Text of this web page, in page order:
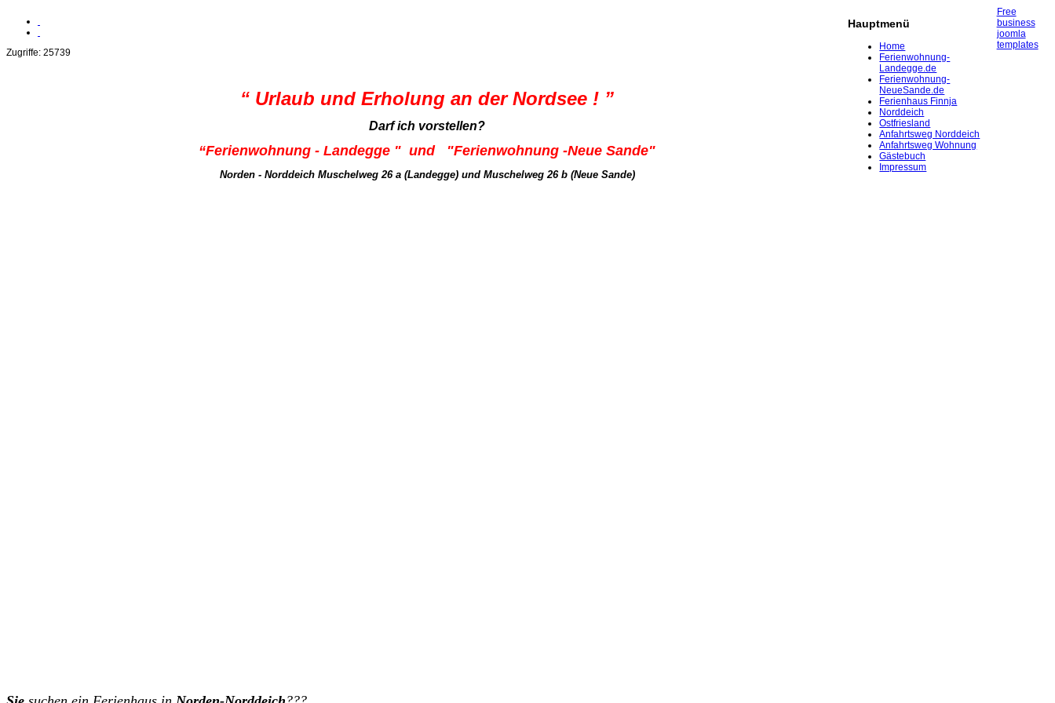
Zugriffe: 25739
“ Urlaub und Erholung an derNordsee ! ”
Darf ich vorstellen?
“Ferienwohnung - Landegge " und "Ferienwohnung -Neue Sande"
Norden - Norddeich Muschelweg 26 a (Landegge) und Muschelweg 26 b (Neue Sande)
Hauptmenü
Home
Ferienwohnung-
Landegge.de
Ferienwohnung-
NeueSande.de
Ferienhaus Finnja
Norddeich
Ostfriesland
Anfahrtsweg Norddeich
Anfahrtsweg Wohnung
Gästebuch
Impressum
Free
business
joomla
templates